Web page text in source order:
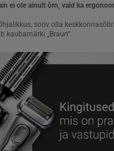
ei ole ainult õrn, vaid ka
soov olla
kaubamärki „Braun“.